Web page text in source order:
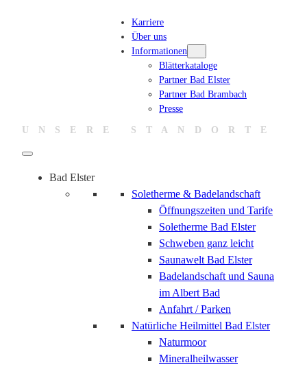
Karriere
Über uns
Informationen
Blätterkataloge
Partner Bad Elster
Partner Bad Brambach
Presse
UNSERE STANDORTE
Bad Elster
Soletherme & Badelandschaft
Öffnungszeiten und Tarife
Soletherme Bad Elster
Schweben ganz leicht
Saunawelt Bad Elster
Badelandschaft und Sauna
im Albert Bad
Anfahrt / Parken
Natürliche Heilmittel Bad Elster
Naturmoor
Mineralheilwasser